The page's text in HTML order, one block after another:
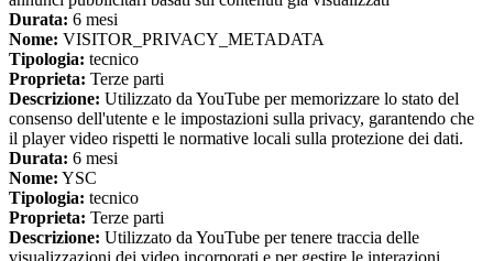
Durata: 6 mesi
Nome: VISITOR_PRIVACY_METADATA
Tipologia: tecnico
Proprieta: Terze parti
Descrizione: Utilizzato da YouTube per memorizzare lo stato del
consenso dell'utente e le impostazioni sulla privacy, garantendo che
il player video rispetti le normative locali sulla protezione dei dati.
Durata: 6 mesi
Nome: YSC
Tipologia: tecnico
Proprieta: Terze parti
Descrizione: Utilizzato da YouTube per tenere traccia delle
visualizzazioni dei video incorporati e per gestire le interazioni